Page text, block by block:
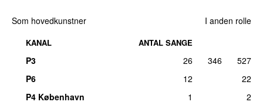
Som hovedkunstner I anden rolle
KANAL ANTAL SANGE
P3 26 346
527
P6
12
22
P4 København
1 2